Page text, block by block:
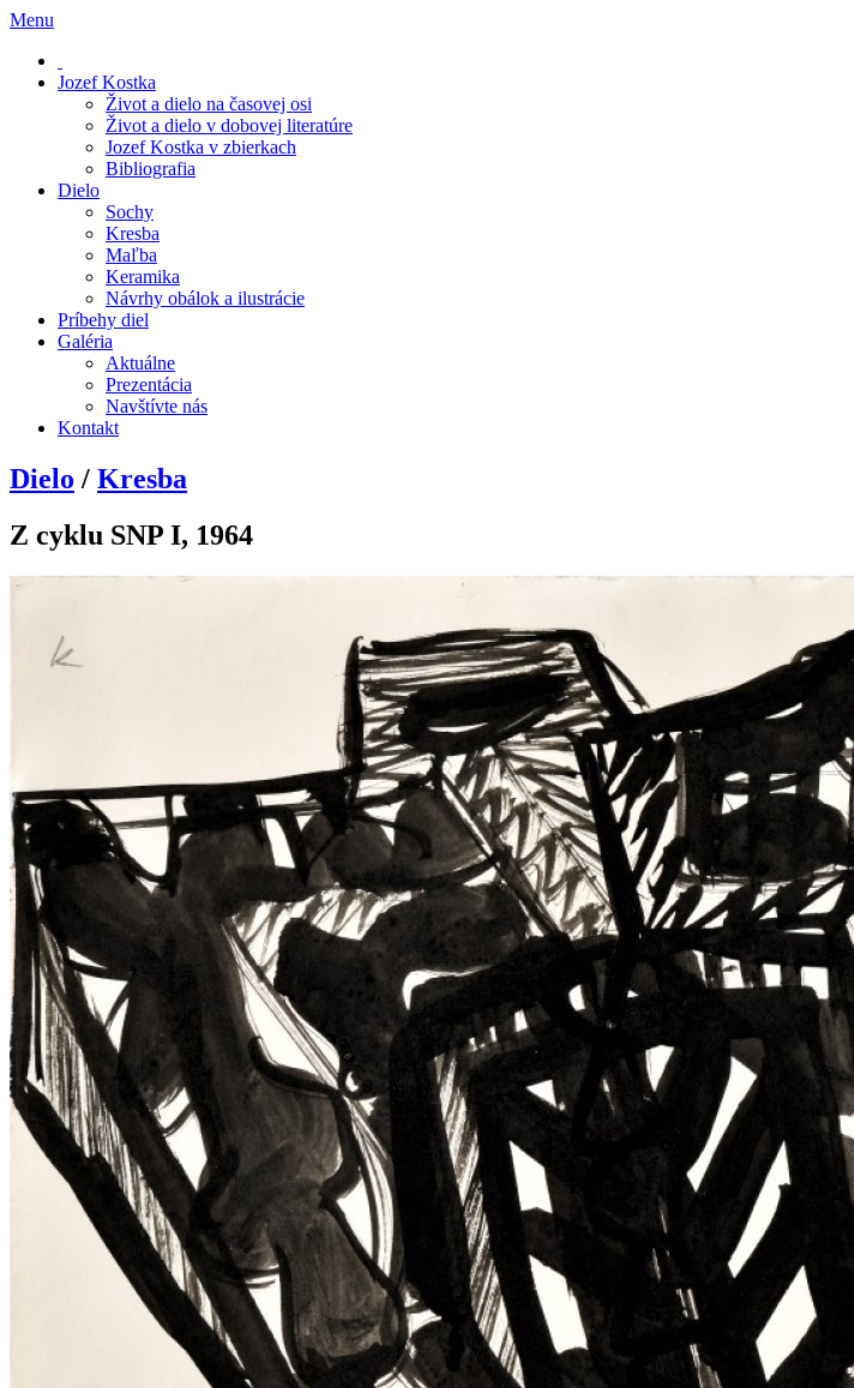
Menu
Jozef Kostka
Život a dielo na časovej osi
Život a dielo v dobovej literatúre
Jozef Kostka v zbierkach
Bibliografia
Dielo
Sochy
Kresba
Maľba
Keramika
Návrhy obálok a ilustrácie
Príbehy diel
Galéria
Aktuálne
Prezentácia
Navštívte nás
Kontakt
Dielo / Kresba
Z cyklu SNP I, 1964